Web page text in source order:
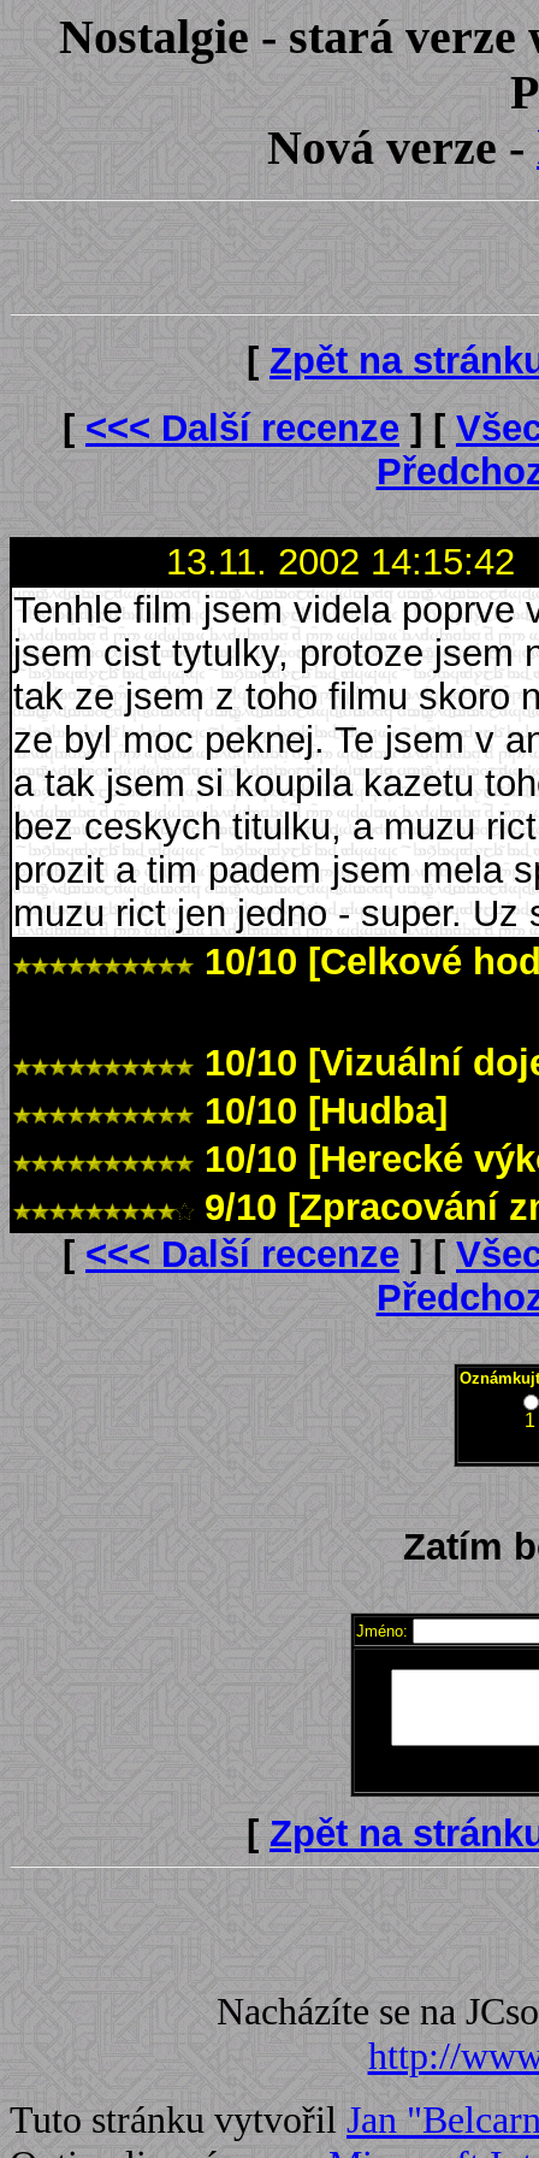
Nostalgie - stará verze
Nová verze -
[ Zpět na
[ <<< Další recenze ] [
13.11. 2002 14:15:42
Tenhle film jsem videla poprve
jsem cist tytulky, protoze jsem
tak ze jsem z toho filmu skoro
ze byl moc peknej. Te jsem v
a tak jsem si koupila kazetu
bez ceskych titulku, a muzu
prozit a tim padem jsem mela
muzu rict jen jedno - super.
10/10 [Celkové
10/10 [Vizuální
10/10 [Hudba]
10/10 [Herecké
9/10 [Zpracování
[ <<< Další recenze ] [
1
Zatím
Jméno:
[ Zpět na
Nacházíte se na
http://
Tuto stránku vytvořil Jan